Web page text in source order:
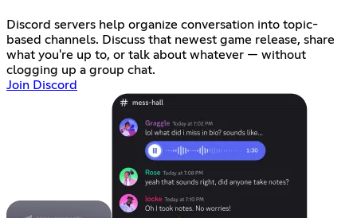
Discord servers help organize conversation into topic-
based channels. Discuss that newest game release, share
what you're up to, or talk about whatever — without
clogging up a group chat.
Join Discord